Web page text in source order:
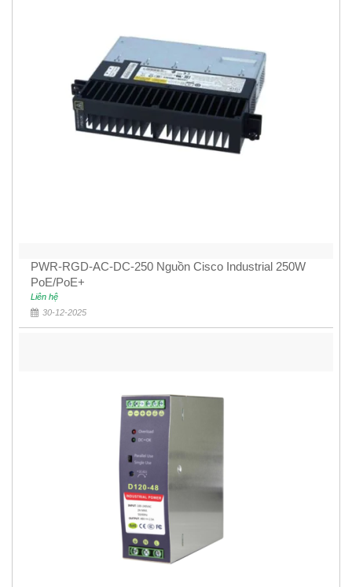
PWR-RGD-AC-DC-250 Nguồn Cisco Industrial 250W
PoE/PoE+
Liên hệ
30-12-2025